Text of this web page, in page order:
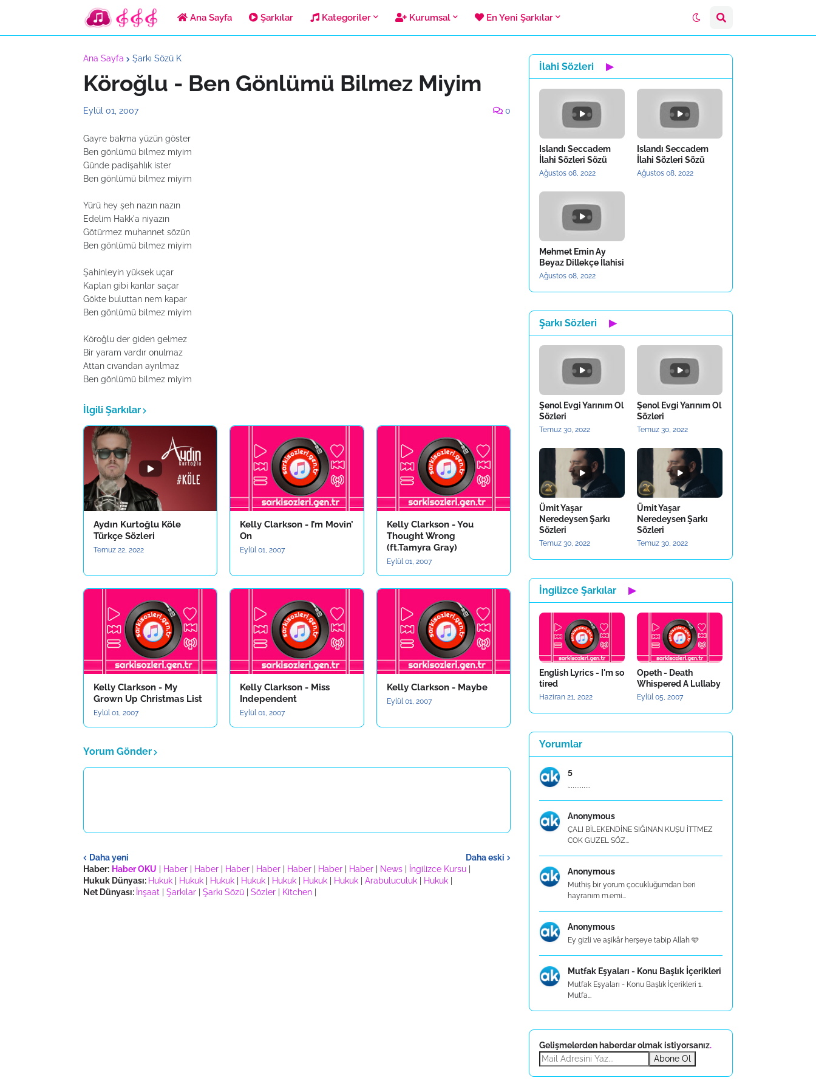
Ana Sayfa Şarkılar Kategoriler Kurumsal En Yeni Şarkılar
Ana Sayfa Şarkı Sözü K
Köroğlu - Ben Gönlümü Bilmez Miyim
Eylül 01, 2007 0
Gayre bakma yüzün göster
Ben gönlümü bilmez miyim
Günde padişahlık ister
Ben gönlümü bilmez miyim
Yürü hey şeh nazın nazın
Edelim Hakk'a niyazın
Götürmez muhannet sözün
Ben gönlümü bilmez miyim
Şahinleyin yüksek uçar
Kaplan gibi kanlar saçar
Gökte buluttan nem kapar
Ben gönlümü bilmez miyim
Köroğlu der giden gelmez
Bir yaram vardır onulmaz
Attan cıvandan ayrılmaz
Ben gönlümü bilmez miyim
İlgili Şarkılar
Aydın Kurtoğlu Köle
Türkçe Sözleri
Temuz 22, 2022
Kelly Clarkson - I’m Movin’
On
Eylül 01, 2007
Kelly Clarkson - You
Thought Wrong
(ft.Tamyra Gray)
Eylül 01, 2007
Kelly Clarkson - My
Grown Up Christmas List
Eylül 01, 2007
Kelly Clarkson - Miss
Independent
Eylül 01, 2007
Kelly Clarkson - Maybe
Eylül 01, 2007
Yorum Gönder
Daha yeni
Daha eski
Haber: Haber OKU Haber Haber Haber Haber Haber Haber Haber News İngilizce Kursu
Hukuk Dünyası: Hukuk Hukuk Hukuk Hukuk Hukuk Hukuk Hukuk Arabuluculuk Hukuk
Net Dünyası: İnşaat Şarkılar Şarkı Sözü Sözler Kitchen
İlahi Sözleri ▶
Islandı Seccadem
İlahi Sözleri Sözü
Ağustos 08, 2022
Islandı Seccadem
İlahi Sözleri Sözü
Ağustos 08, 2022
Mehmet Emin Ay
Beyaz Dillekçe İlahisi
Ağustos 08, 2022
Şarkı Sözleri ▶
Şenol Evgi Yarınım Ol
Sözleri
Temuz 30, 2022
Şenol Evgi Yarınım Ol
Sözleri
Temuz 30, 2022
Ümit Yaşar
Neredeysen Şarkı
Sözleri
Temuz 30, 2022
Ümit Yaşar
Neredeysen Şarkı
Sözleri
Temuz 30, 2022
İngilizce Şarkılar ▶
English Lyrics - I'm so
tired
Haziran 21, 2022
Opeth - Death
Whispered A Lullaby
Eylül 05, 2007
Yorumlar
5
.,,,,,,,,,,,,
Anonymous
ÇALI BİLEKENDİNE SIĞINAN KUŞU İTTMEZ
COK GUZEL SÖZ...
Anonymous
Müthiş bir yorum çocukluğumdan beri
hayranım m.emi...
Anonymous
Ey gizli ve aşikâr herşeye tabip Allah 🩵
Mutfak Eşyaları - Konu Başlık İçerikleri
Mutfak Eşyaları - Konu Başlık İçerikleri 1.
Mutfa...
Gelişmelerden haberdar olmak istiyorsanız.
Abone Ol